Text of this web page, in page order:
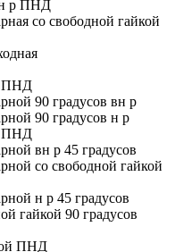
н р ПНД
со свободной гайкой
ПНД
90 градусов вн р
90 градусов н р
ПНД
вн р 45 градусов
со свободной гайкой
н р 45 градусов
гайкой 90 градусов
ПНД